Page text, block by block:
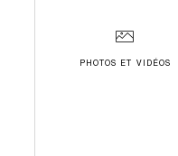
PHOTOS ET VIDÉOS